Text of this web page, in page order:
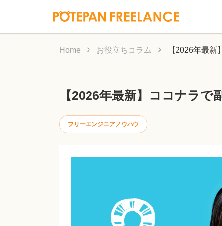
Home お役立ちコラム 【2026年最
【2026年最新】ココナラ
フリーエンジニアノウハウ